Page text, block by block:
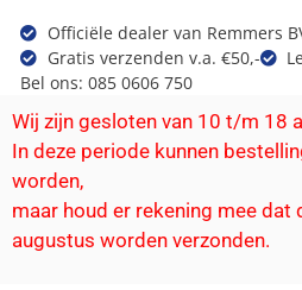
Officiële dealer van Remmers
Gratis verzenden v.a. €50,-
Bel ons: 085 0606 750
Wij zijn gesloten van 10 t/m 18
In deze periode kunnen
worden,
maar houd er rekening mee dat
augustus worden verzonden.